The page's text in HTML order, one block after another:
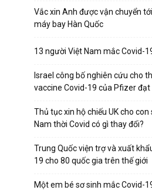
Vắc xin Anh được vận chuyển
máy bay Hàn Quốc
13 người Việt Nam mắc Covid-
Israel công bố nghiên cứu cho
vaccine Covid-19 của Pfizer đạt
Thủ tục xin hộ chiếu UK cho
Nam thời Covid có gì thay đổi?
Trung Quốc viện trợ và xuất
19 cho 80 quốc gia trên thế giới
Một em bé sơ sinh mắc Covid-